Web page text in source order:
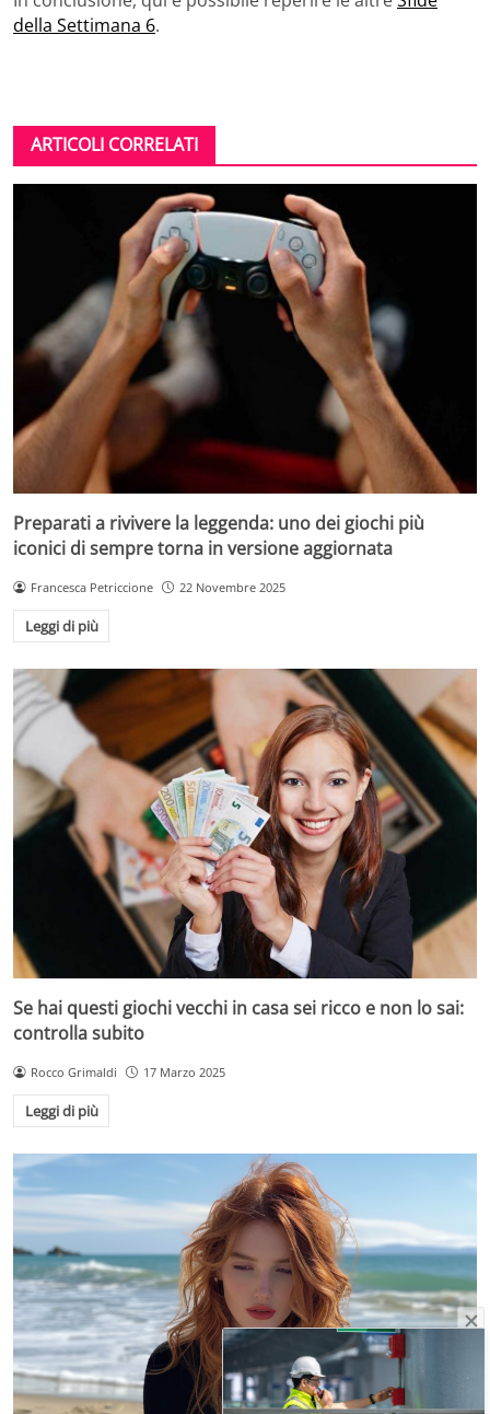
della Settimana 6.
ARTICOLI CORRELATI
Preparati a rivivere la leggenda: uno dei giochi più
iconici di sempre torna in versione aggiornata
Francesca Petriccione 22 Novembre 2025
Leggi di più
Se hai questi giochi vecchi in casa sei ricco e non lo sai:
controlla subito
Rocco Grimaldi 17 Marzo 2025
Leggi di più